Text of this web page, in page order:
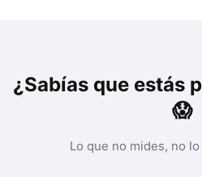
¿Sabías que estás
😱
Lo que no mides, no